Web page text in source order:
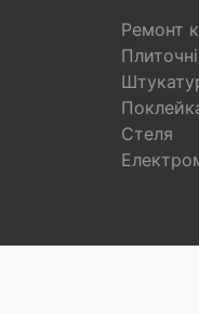
Ремонт
Стеля